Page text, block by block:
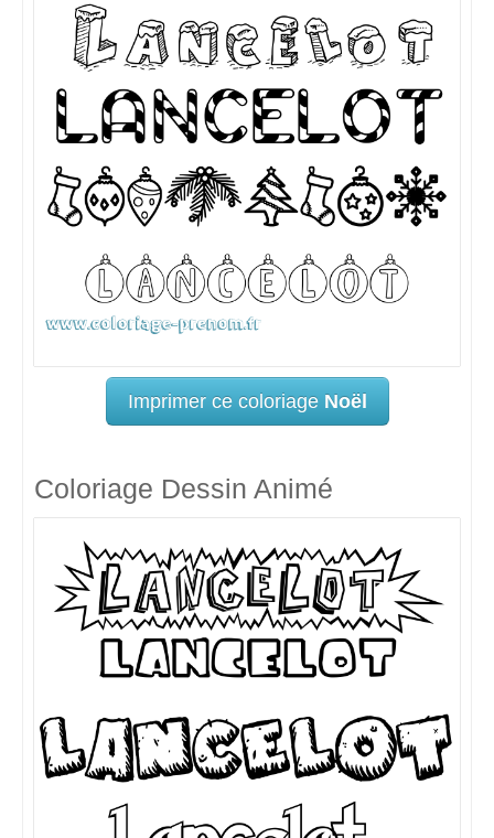
Imprimer ce coloriage Noël
Coloriage Dessin Animé